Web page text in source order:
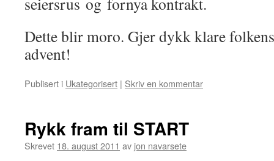
Dette blir moro. Gjer dykk klare
advent!
Publisert i Ukategorisert | Skriv en kommentar
Rykk fram til START
Skrevet 18. august 2011 av jon navarsete